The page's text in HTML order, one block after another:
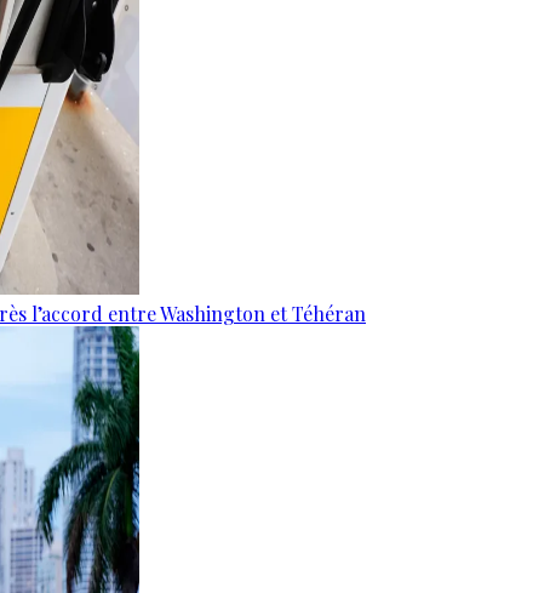
l’accord entre Washington et Téhéran